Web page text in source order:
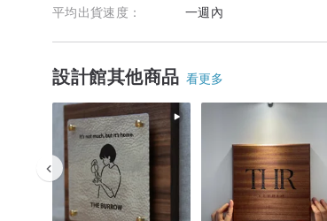
平均出貨速度：
一週內
設計館其他商品 看更多